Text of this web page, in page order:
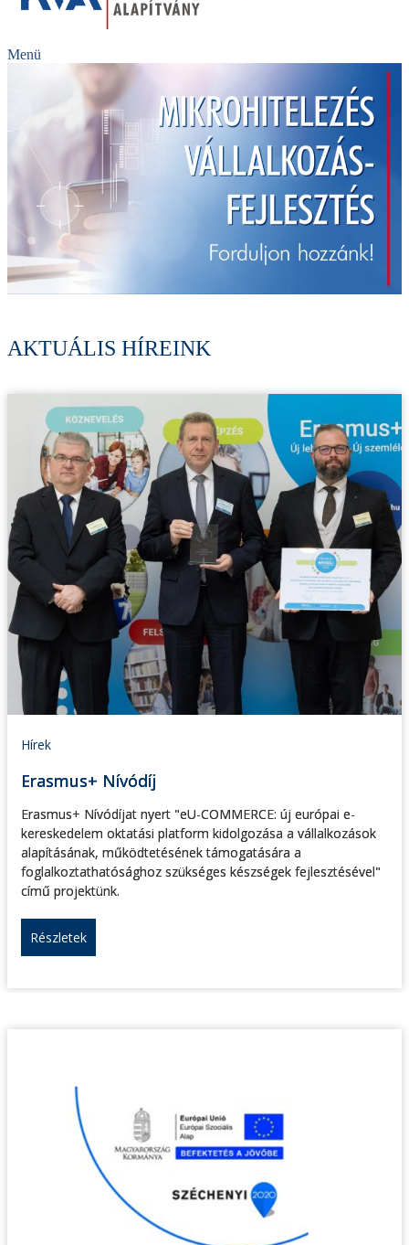
Menü
AKTUÁLIS HÍREINK
Hírek
Erasmus+ Nívódíj
Erasmus+ Nívódíjat nyert "eU-COMMERCE: új európai e-
kereskedelem oktatási platform kidolgozása a vállalkozások
alapításának, működtetésének támogatására a
foglalkoztathatósághoz szükséges készségek fejlesztésével"
című projektünk.
Részletek